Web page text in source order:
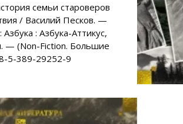
семьи староверов
/ Василий Песков. —
: Азбука-Аттикус,
— (Non-Fiction. Большие
5-389-29252-9